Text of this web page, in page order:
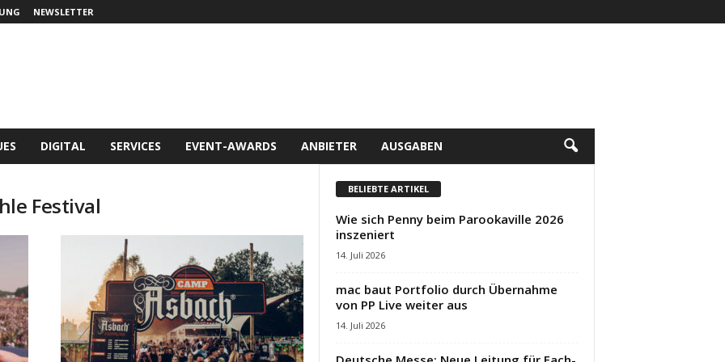
NEWSLETTER
DIGITAL SERVICES EVENT-AWARDS ANBIETER AUSGABEN
Festival
BELIEBTE ARTIKEL
Wie sich Penny beim Parookaville 2026
inszeniert
14. Juli 2026
mac baut Portfolio durch Übernahme
von PP Live weiter aus
14. Juli 2026